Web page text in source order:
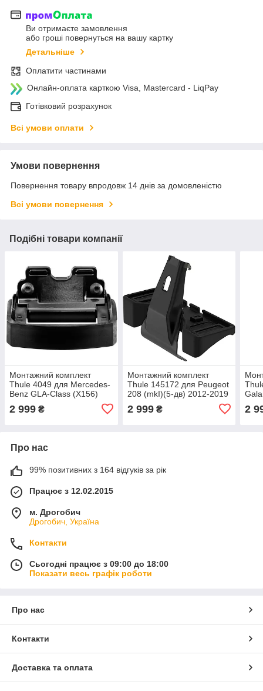
Ви отримаєте замовлення
або гроші повернуться на вашу картку
Детальніше
Оплатити частинами
Онлайн-оплата карткою Visa, Mastercard - LiqPay
Готівковий розрахунок
Всі умови оплати
Умови повернення
Повернення товару впродовж 14 днів за домовленістю
Всі умови повернення
Подібні товари компанії
Монтажний комплект
Thule 4049 для Mercedes-
Benz GLA-Class (X156)
(mkI) 2016-2019 (TH
2 999 ₴
Монтажний комплект
Thule 145172 для Peugeot
208 (mkI)(5-дв) 2012-2019
2 999₴ 2
Про нас
99% позитивних з 164 відгуків за рік
Працює з 12.02.2015
м. Дрогобич
Дрогобич, Україна
Контакти
Сьогодні працює з 09:00 до 18:00
Показати весь графік роботи
Про нас
Контакти
Доставка та оплата